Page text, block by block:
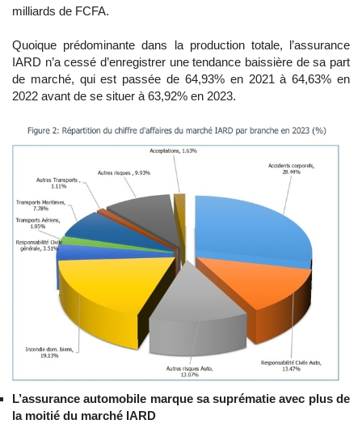
milliards de FCFA.
Quoique prédominante dans la production totale, l’assurance
IARD n’a cessé d’enregistrer une tendance baissière de sa part
de marché, qui est passée de 64,93% en 2021 à 64,63% en
2022 avant de se situer à 63,92% en 2023.
L’assurance automobile marque sa suprématie avec plus de
la moitié du marché IARD